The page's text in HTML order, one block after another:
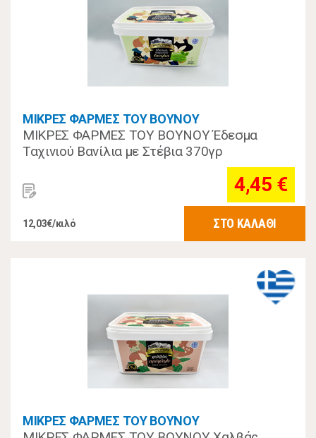
ΜΙΚΡΕΣ ΦΑΡΜΕΣ ΤΟΥ ΒΟΥΝΟΥ
ΜΙΚΡΕΣ ΦΑΡΜΕΣ ΤΟΥ ΒΟΥΝΟΥ Έδεσμα
Ταχινιού Βανίλια με Στέβια 370γρ
4,45 €
12,03€/κιλό ΣΤΟ ΚΑΛΑΘΙ
ΜΙΚΡΕΣ ΦΑΡΜΕΣ ΤΟΥ ΒΟΥΝΟΥ